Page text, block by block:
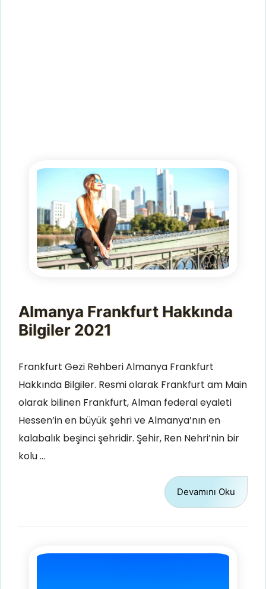
Almanya Frankfurt Hakkında
Bilgiler 2021
Frankfurt Gezi Rehberi Almanya Frankfurt
Hakkında Bilgiler. Resmi olarak Frankfurt am Main
olarak bilinen Frankfurt, Alman federal eyaleti
Hessen’in en büyük şehri ve Almanya’nın en
kalabalık beşinci şehridir. Şehir, Ren Nehri’nin bir
kolu …
Devamını Oku